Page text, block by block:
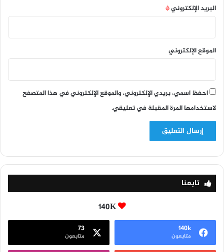
البريد الإلكتروني*
الموقع الإلكتروني
احفظ اسمي، بريدي الإلكتروني، والموقع الإلكتروني في هذا المتصفح
لاستخدامها المرة المقبلة في تعليقي.
تابعنا
140K
140k
متابعون
73
متابعون